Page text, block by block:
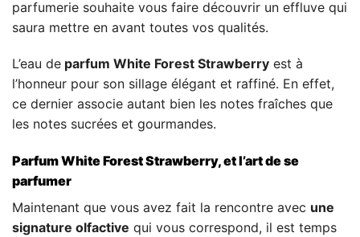
parfumerie souhaite vous faire découvrir un effluve qui
saura mettre en avant toutes vos qualités.
L’eau de parfum White Forest Strawberry est à
l’honneur pour son sillage élégant et raffiné. En effet,
ce dernier associe autant bien les notes fraîches que
les notes sucrées et gourmandes.
Parfum White Forest Strawberry, et l’art de se
parfumer
Maintenant que vous avez fait la rencontre avec une
signature olfactive qui vous correspond, il est temps